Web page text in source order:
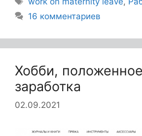
16 комментариев
Хобби,
заработка
02.09.2021